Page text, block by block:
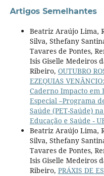
Artigos Semelhantes
Beatriz Araújo Lima,
Silva, Sthefany
Tavares de Pontes,
Isis Giselle Medeiros
Ribeiro, OUTUBRO
EZEQUIAS
Caderno Impacto em
Especial –Programa
Saúde (PET-Saúde)
Educação e Saúde -
Beatriz Araújo Lima,
Silva, Sthefany
Tavares de Pontes,
Isis Giselle Medeiros
Ribeiro, PRÁXIS DE